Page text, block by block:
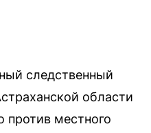
следственный
области
против местного